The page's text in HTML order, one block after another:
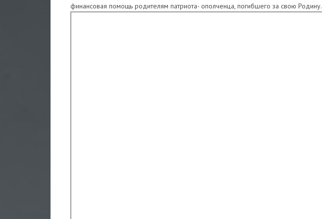
финансовая помощь родителям патриота- ополченца, погибшего за свою Родину.